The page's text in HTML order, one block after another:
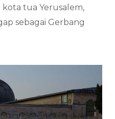
tua Yerusalem,
sebagai Gerbang